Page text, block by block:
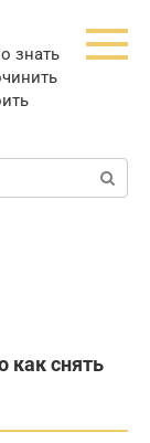
знать
как снять